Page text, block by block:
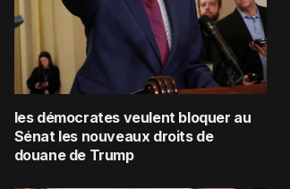
les démocrates veulent bloquer au
Sénat les nouveaux droits de
douane de Trump